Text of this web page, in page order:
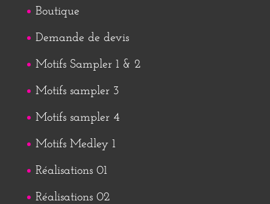
Boutique
Demande de devis
Motifs Sampler 1 & 2
Motifs sampler 3
Motifs sampler 4
Motifs Medley 1
Réalisations 01
Réalisations 02